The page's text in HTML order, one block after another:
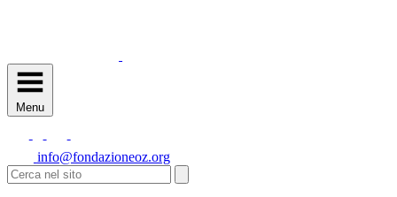
Menu
info@fondazioneoz.org